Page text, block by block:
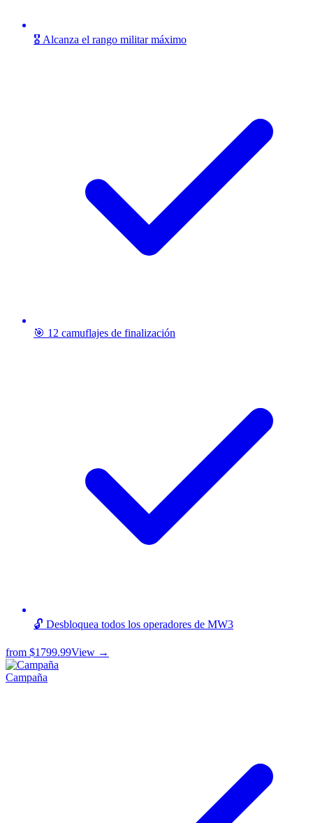
🎖️ Alcanza el rango militar máximo
🎯 12 camuflajes de finalización
🔓 Desbloquea todos los operadores de MW3
from $1799.99View →
Campaña